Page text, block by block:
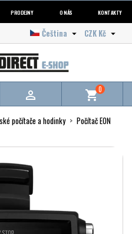
PRODEJNY O NÁS KONTAKTY
CZK Kč 
Čeština 
 shopping_cart0
počítače a hodinky
Počítač EON